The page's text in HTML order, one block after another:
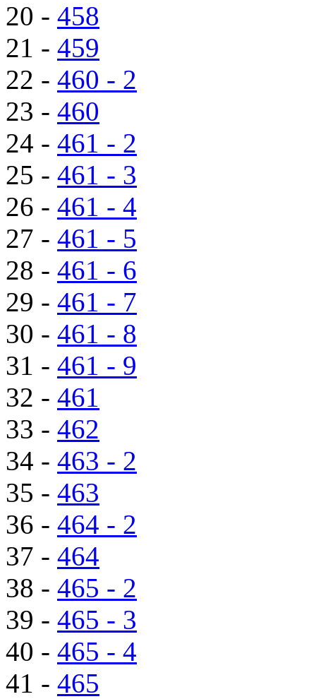
20 - 458
21 - 459
22 - 460 - 2
23 - 460
24 - 461 - 2
25 - 461 - 3
26 - 461 - 4
27 - 461 - 5
28 - 461 - 6
29 - 461 - 7
30 - 461 - 8
31 - 461 - 9
32 - 461
33 - 462
34 - 463 - 2
35 - 463
36 - 464 - 2
37 - 464
38 - 465 - 2
39 - 465 - 3
40 - 465 - 4
41 - 465